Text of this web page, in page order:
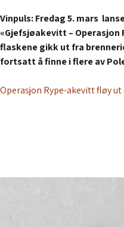
Vinpuls: Fredag 5. mars
«Gjefsjøakevitt – Operasjon
flaskene gikk ut fra
fortsatt å finne i flere av
Operasjon Rype-akevitt fløy